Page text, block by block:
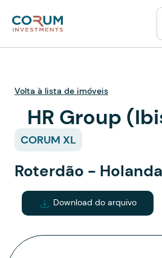
Volta à lista de imóveis
HR Group
CORUM XL
Roterdão - Holanda
Download do arquivo